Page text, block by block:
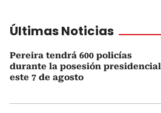
Últimas Noticias
Pereira tendrá 600 policías
durante la posesión presidencial
este 7 de agosto